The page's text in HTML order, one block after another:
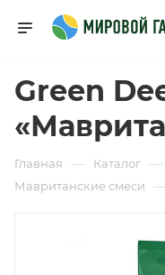
Green
Главная — Каталог —
Мавританские смеси